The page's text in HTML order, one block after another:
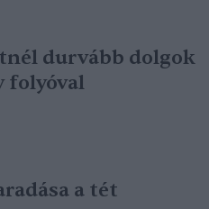
durvább dolgok
folyóval
a tét